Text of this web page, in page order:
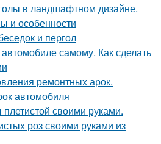
в ландшафтном дизайне.
и особенности
и пергол
автомобиле самому. Как сделать
ремонтных арок.
автомобиля
своими руками.
роз своими руками из